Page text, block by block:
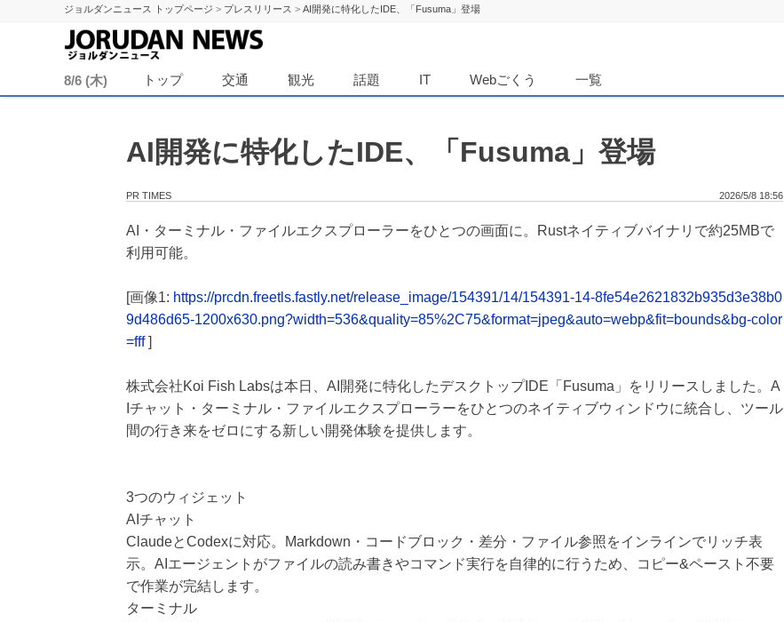
ジョルダンニュース トップページ > プレスリリース > AI開発に特化したIDE、「Fusuma」登場
8/6 (木) トップ 交通 観光 話題 IT Webごくう 一覧
AI開発に特化したIDE、「Fusuma」登場
2026/5/8 18:56
PR TIMES
AI・ターミナル・ファイルエクスプローラーをひとつの画面に。Rustネイティブバイナリで約25MBで
利用可能。
[画像1: https://prcdn.freetls.fastly.net/release_image/154391/14/154391-14-8fe54e2621832b935d3e38b0
9d486d65-1200x630.png?width=536&quality=85%2C75&format=jpeg&auto=webp&fit=bounds&bg-color
=fff]
株式会社Koi Fish Labsは本日、AI開発に特化したデスクトップIDE「Fusuma」をリリースしました。A
Iチャット・ターミナル・ファイルエクスプローラーをひとつのネイティブウィンドウに統合し、ツール
間の行き来をゼロにする新しい開発体験を提供します。
3つのウィジェット
AIチャット
ClaudeとCodexに対応。Markdown・コードブロック・差分・ファイル参照をインラインでリッチ表
示。AIエージェントがファイルの読み書きやコマンド実行を自律的に行うため、コピー&ペースト不要
で作業が完結します。
ターミナル